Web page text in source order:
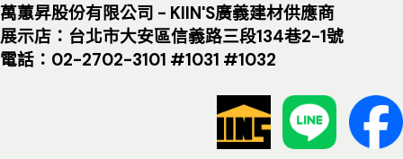
萬蕙昇股份有限公司 - KIIN'S廣義建材供應商
展示店：台北市大安區信義路三段134巷2-1號
電話：02-2702-3101 #1031 #1032